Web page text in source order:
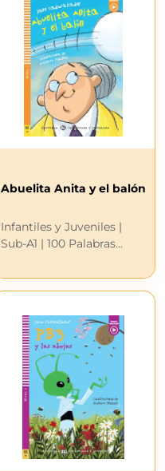
Abuelita Anita y el balón
Infantiles y Juveniles |
Sub-A1 | 100 Palabras...